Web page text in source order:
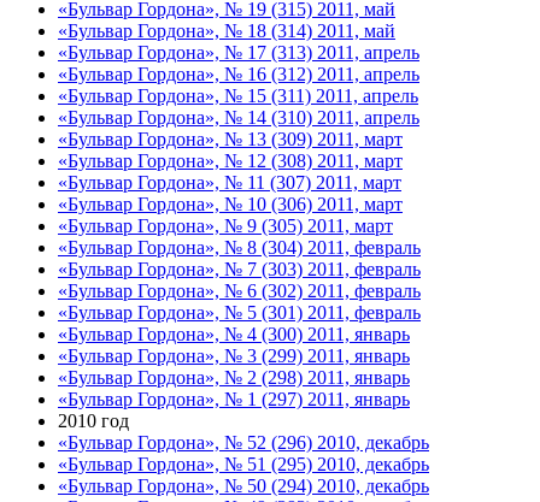
«Бульвар Гордона», № 19 (315) 2011, май
«Бульвар Гордона», № 18 (314) 2011, май
«Бульвар Гордона», № 17 (313) 2011, апрель
«Бульвар Гордона», № 16 (312) 2011, апрель
«Бульвар Гордона», № 15 (311) 2011, апрель
«Бульвар Гордона», № 14 (310) 2011, апрель
«Бульвар Гордона», № 13 (309) 2011, март
«Бульвар Гордона», № 12 (308) 2011, март
«Бульвар Гордона», № 11 (307) 2011, март
«Бульвар Гордона», № 10 (306) 2011, март
«Бульвар Гордона», № 9 (305) 2011, март
«Бульвар Гордона», № 8 (304) 2011, февраль
«Бульвар Гордона», № 7 (303) 2011, февраль
«Бульвар Гордона», № 6 (302) 2011, февраль
«Бульвар Гордона», № 5 (301) 2011, февраль
«Бульвар Гордона», № 4 (300) 2011, январь
«Бульвар Гордона», № 3 (299) 2011, январь
«Бульвар Гордона», № 2 (298) 2011, январь
«Бульвар Гордона», № 1 (297) 2011, январь
2010 год
«Бульвар Гордона», № 52 (296) 2010, декабрь
«Бульвар Гордона», № 51 (295) 2010, декабрь
«Бульвар Гордона», № 50 (294) 2010, декабрь